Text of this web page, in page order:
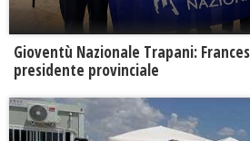
Gioventù Nazionale Trapani:
presidente provinciale